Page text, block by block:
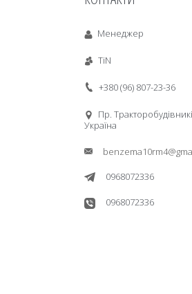
Менеджер
TiN
+380 (96) 807-23-36
Пр.
Україна
0968072336
0968072336